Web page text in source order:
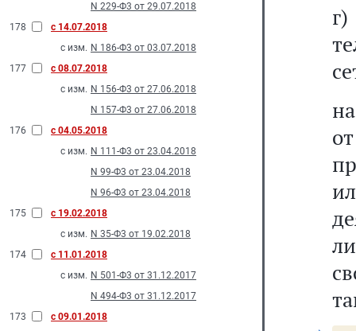
N 229-Ф3 от 29.07.2018
178
с 14.07.2018
с изм. N 186-Ф3 от 03.07.2018
177
с 08.07.2018
с изм. N 156-Ф3 от 27.06.2018
N 157-Ф3 от 27.06.2018
176
с 04.05.2018
с изм. N 111-Ф3 от 23.04.2018
N 99-Ф3 от 23.04.2018
N 96-Ф3 от 23.04.2018
175
с 19.02.2018
с изм. N 35-Ф3 от 19.02.2018
174
с 11.01.2018
с изм. N 501-Ф3 от 31.12.2017
N 494-Ф3 от 31.12.2017
173
с 09.01.2018